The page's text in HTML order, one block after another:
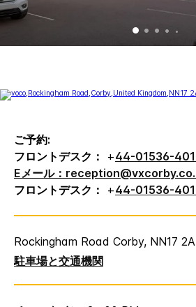
ご予約:
フロントデスク：
+44-01536-
Eメール：
フロントデスク：
+44-01536-
Rockingham Road Corby, NN17
駐車場と交通機関